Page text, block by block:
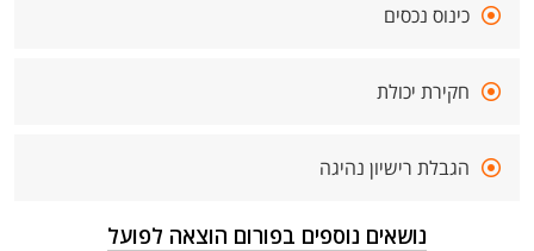
כינוס נכסים
חקירת יכולת
הגבלת רישיון נהיגה
נושאים נוספים בפורום הוצאה לפועל